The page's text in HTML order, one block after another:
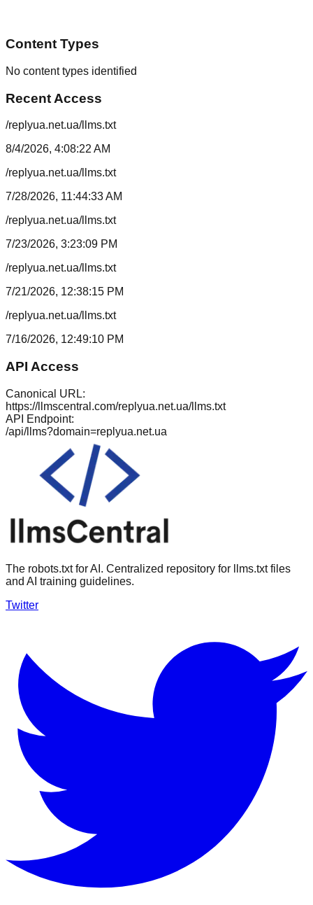
Content Types
No content types identified
Recent Access
/replyua.net.ua/llms.txt
8/4/2026, 4:08:22 AM
/replyua.net.ua/llms.txt
7/28/2026, 11:44:33 AM
/replyua.net.ua/llms.txt
7/23/2026, 3:23:09 PM
/replyua.net.ua/llms.txt
7/21/2026, 12:38:15 PM
/replyua.net.ua/llms.txt
7/16/2026, 12:49:10 PM
API Access
Canonical URL:
https://llmscentral.com/replyua.net.ua/llms.txt
API Endpoint:
/api/llms?domain=replyua.net.ua
The robots.txt for AI. Centralized repository for llms.txt files
and AI training guidelines.
Twitter